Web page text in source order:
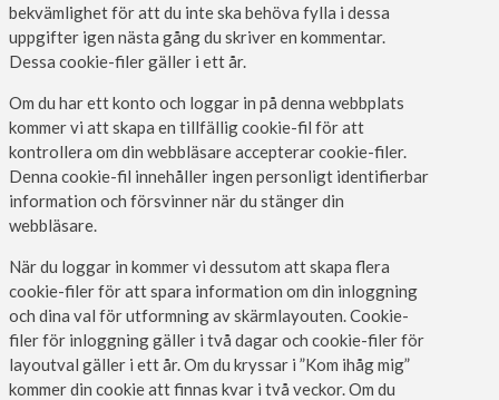
bekvämlighet för att du inte ska behöva fylla i dessa
uppgifter igen nästa gång du skriver en kommentar.
Dessa cookie-filer gäller i ett år.
Om du har ett konto och loggar in på denna webbplats
kommer vi att skapa en tillfällig cookie-fil för att
kontrollera om din webbläsare accepterar cookie-filer.
Denna cookie-fil innehåller ingen personligt identifierbar
information och försvinner när du stänger din
webbläsare.
När du loggar in kommer vi dessutom att skapa flera
cookie-filer för att spara information om din inloggning
och dina val för utformning av skärmlayouten. Cookie-
filer för inloggning gäller i två dagar och cookie-filer för
layoutval gäller i ett år. Om du kryssar i ”Kom ihåg mig”
kommer din cookie att finnas kvar i två veckor. Om du